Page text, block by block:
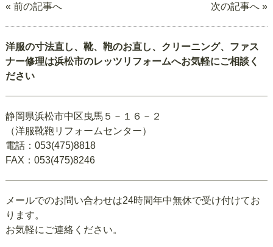
« 前の記事へ 次の記事へ »
洋服の寸法直し、靴、鞄のお直し、クリーニング、ファス
ナー修理は浜松市のレッツリフォームへお気軽にご相談く
ださい
静岡県浜松市中区曳馬５－１６－２
（洋服靴鞄リフォームセンター）
電話：053(475)8818
FAX：053(475)8246
メールでのお問い合わせは24時間年中無休で受け付けてお
ります。
お気軽にご連絡ください。